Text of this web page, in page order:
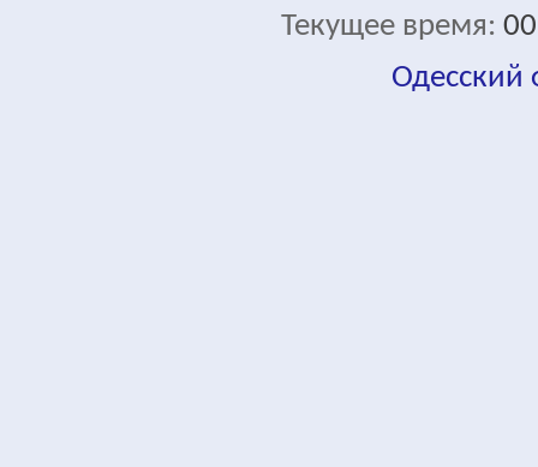
Текущее время:
Одесский